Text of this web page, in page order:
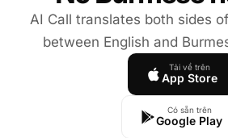
AI Call translates both sides
between English and
Tải về trên
App Store
Có sẵn trên
Google Play